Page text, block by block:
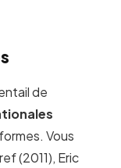
de
Vous
(2011), Eric